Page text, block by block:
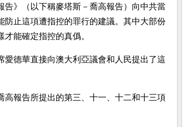
》（以下稱麥塔斯－喬高報告）向中共當
防止這項遭指控的罪行的建議。其中大部份
能確定指控的真僞。
德華直接向澳大利亞議會和人民提出了這
報告所提出的第三、十一、十二和十三項